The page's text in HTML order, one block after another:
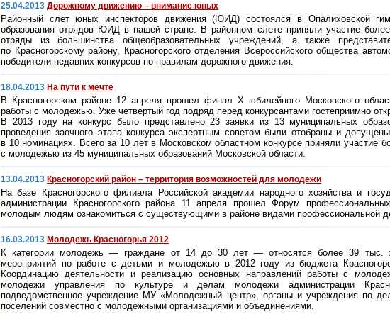
25.04.2013 Дорожному движению – внимание юных
Районный слет юных инспекторов движения (ЮИД) состоялся в Опалиховской
образования отрядов ЮИД в нашей стране. В районном слете приняли участие
отряды из большинства общеобразовательных учреждений, а также
по Красногорскому району, Красногорского отделения Всероссийского общества
победители недавних конкурсов по правилам дорожного движения.
18.04.2013 На пути к мечте
В Красногорском районе 12 апреля прошел финал X юбилейного Московского
работы с молодежью. Уже четвертый год подряд перед конкурсантами гостеприимно
В 2013 году на конкурс было представлено 23 заявки из 13 муниципальных
проведения заочного этапа конкурса экспертным советом были отобраны и
в 10 номинациях. Всего за 10 лет в Московском областном конкурсе приняли участие
с молодежью из 45 муниципальных образований Московской области.
13.04.2013 Красногорский район – территория возможностей для молодежи
На базе Красногорского филиала Российской академии народного хозяйства и
администрации Красногорского района 11 апреля прошел Форум
молодым людям ознакомиться с существующими в районе видами профессиональной
16.03.2013 Молодежь Красногорья 2012
К категории молодежь — граждане от 14 до 30 лет — относятся более 39 тыс.
мероприятий по работе с детьми и молодежью в 2012 году из бюджета
Координацию деятельности и реализацию основных направлений работы с
молодежи управления по культуре и делам молодежи администрации
подведомственное учреждение МУ «Молодежный центр», органы и учреждения по
поселений совместно с молодежными организациями и объединениями.